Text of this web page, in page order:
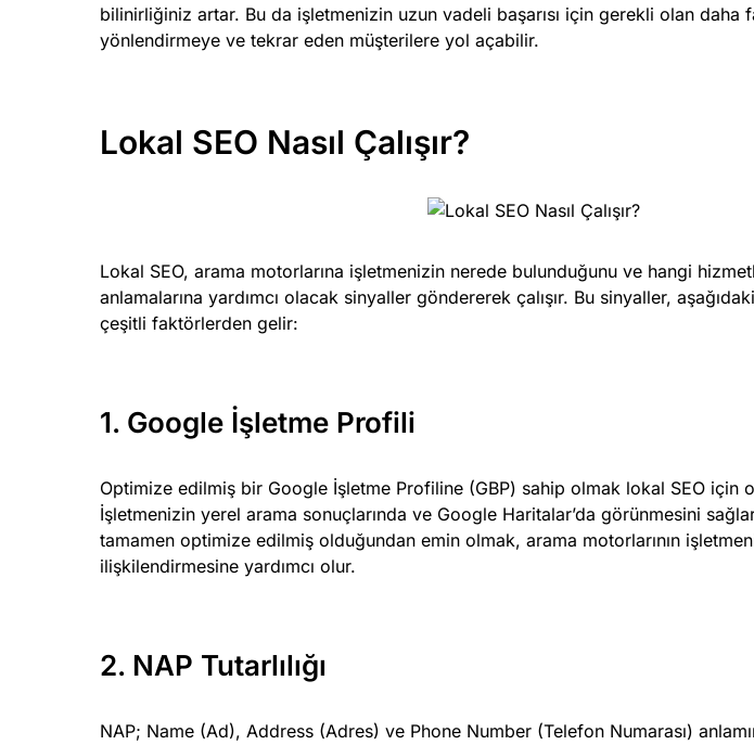
bilinirliğiniz artar. Bu da işletmenizin uzun vadeli başarısı için gerekli olan daha
yönlendirmeye ve tekrar eden müşterilere yol açabilir.
Lokal SEO Nasıl Çalışır?
Lokal SEO, arama motorlarına işletmenizin nerede bulunduğunu ve hangi
anlamalarına yardımcı olacak sinyaller göndererek çalışır. Bu sinyaller,
çeşitli faktörlerden gelir:
1. Google İşletme Profili
Optimize edilmiş bir Google İşletme Profiline (GBP) sahip olmak lokal SEO için
İşletmenizin yerel arama sonuçlarında ve Google Haritalar’da görünmesini
tamamen optimize edilmiş olduğundan emin olmak, arama motorlarının
ilişkilendirmesine yardımcı olur.
2. NAP Tutarlılığı
NAP; Name (Ad), Address (Adres) ve Phone Number (Telefon Numarası)